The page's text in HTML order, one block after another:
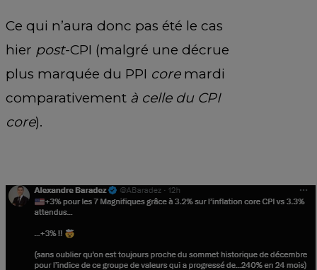
Ce qui n’aura donc pas été le cas
hier post-CPI (malgré une décrue
plus marquée du PPI core mardi
comparativement à celle du CPI
core).